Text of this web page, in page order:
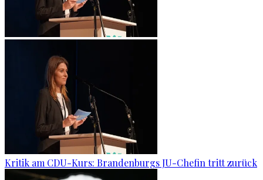
Kritik am CDU-Kurs: Brandenburgs JU-Chefin tritt zurück